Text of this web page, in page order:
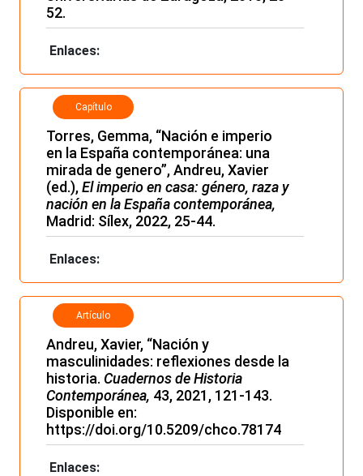
52.
Enlaces:
Capítulo
Torres, Gemma, “Nación e imperio
en la España contemporánea: una
mirada de genero”, Andreu, Xavier
(ed.),El imperio en casa: género, raza y
nación en la España contemporánea,
Madrid: Sílex, 2022, 25-44.
Enlaces:
Artículo
Andreu, Xavier, “Nación y
masculinidades: reflexiones desde la
historia. Cuadernos de Historia
Contemporánea, 43, 2021, 121-143.
Disponible en:
https://doi.org/10.5209/chco.78174
Enlaces: